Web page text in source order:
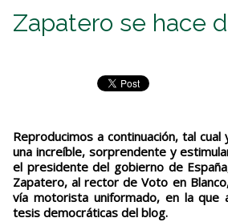
Zapatero se hace
Reproducimos a continuación, tal cual
una increíble, sorprendente y
el presidente del gobierno de
Zapatero, al rector de Voto en
vía motorista uniformado, en la que
tesis democráticas del blog.